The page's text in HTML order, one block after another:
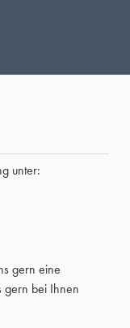
unter:
gern eine
gern bei Ihnen